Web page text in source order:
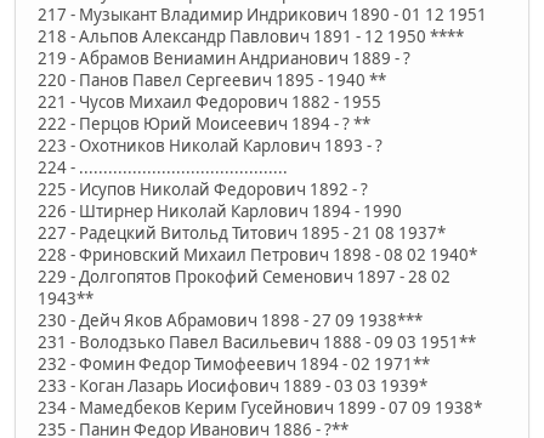
217 - Музыкант Владимир Индрикович 1890 - 01 12 1951
218 - Альпов Александр Павлович 1891 - 12 1950 ****
219 - Абрамов Вениамин Андрианович 1889 - ?
220 - Панов Павел Сергеевич 1895 - 1940 **
221 - Чусов Михаил Федорович 1882 - 1955
222 - Перцов Юрий Моисеевич 1894 - ? **
223 - Охотников Николай Карлович 1893 - ?
224 - ...........................................
225 - Исупов Николай Федорович 1892 - ?
226 - Штирнер Николай Карлович 1894 - 1990
227 - Радецкий Витольд Титович 1895 - 21 08 1937*
228 - Фриновский Михаил Петрович 1898 - 08 02 1940*
229 - Долгопятов Прокофий Семенович 1897 - 28 02
1943**
230 - Дейч Яков Абрамович 1898 - 27 09 1938***
231 - Володзько Павел Васильевич 1888 - 09 03 1951**
232 - Фомин Федор Тимофеевич 1894 - 02 1971**
233 - Коган Лазарь Иосифович 1889 - 03 03 1939*
234 - Мамедбеков Керим Гусейнович 1899 - 07 09 1938*
235 - Панин Федор Иванович 1886 - ?**